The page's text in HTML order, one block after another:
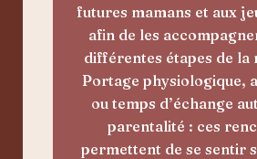
futures mamans et aux
afin de les
différentes étapes de la
Portage physiologique,
ou temps d’échange
parentalité : ces
permettent de se sentir